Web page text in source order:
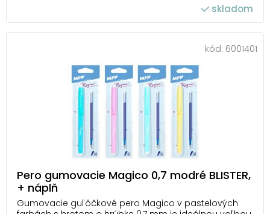
skladom
kód: 6001401
Pero gumovacie Magico 0,7 modré BLISTER,
+ náplň
Gumovacie guľôčkové pero Magico v pastelových